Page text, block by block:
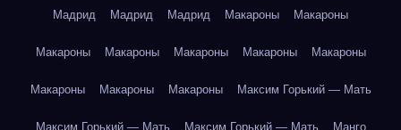
Мадрид Мадрид Мадрид Макароны Макароны
Макароны Макароны Макароны Макароны Макароны
Макароны Макароны Макароны Максим Горький — Мать
Максим Горький — Мать Максим Горький — Мать Манго